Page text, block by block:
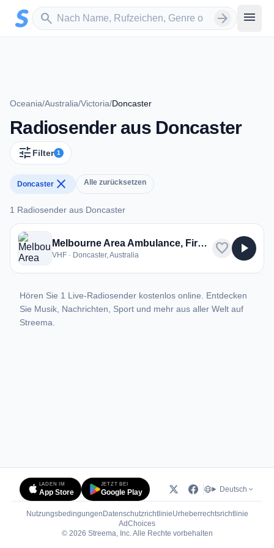
Zum Hauptinhalt springen
search
Sender suchen arrow_forward menu
Oceania/Australia/Victoria/Doncaster
Radiosender aus Doncaster
tune Filter 1
Doncaster close Alle zurücksetzen
1 Radiosender aus Doncaster
1 Radiosender aus Doncaster
Melbourne Area Ambulance, Fire, State Emergency Service,Vicroads
VHF · Doncaster, Australia favorite play_arrow
Hören Sie 1 Live-Radiosender kostenlos online. Entdecken
Sie Musik, Nachrichten, Sport und mehr aus aller Welt auf
Streema.
LADEN IM
App Store
JETZT BEI
Google Play Deutsch
Nutzungsbedingungen DatenschutzrichtlinieUrheberrechtsrichtlinie
AdChoices(öffnet in neuem Tab)
© 2026 Streema, Inc. Alle Rechte vorbehalten